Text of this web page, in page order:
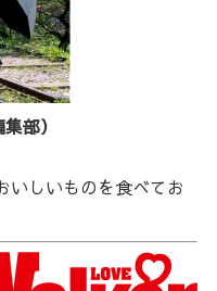
部）
いしいものを食べてお